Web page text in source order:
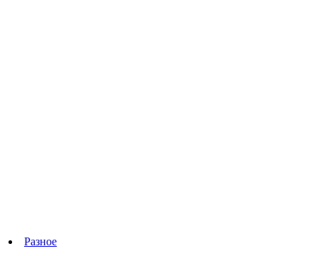
Разное